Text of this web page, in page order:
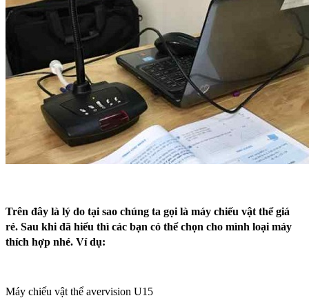
Trên đây là lý do tại sao chúng ta gọi là máy chiếu vật thể giá
rẻ. Sau khi đã hiểu thì các bạn có thể chọn cho mình loại máy
thích hợp nhé. Ví dụ:
Máy chiếu vật thể avervision U15